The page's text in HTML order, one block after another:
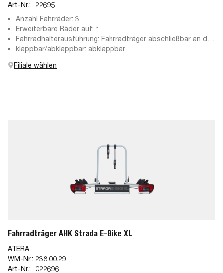
Art-Nr.:
22695
Anzahl Fahrräder: 3
Erweiterbare Räder auf: 1
Fahrradhalterausführung: Fahrradträger abschließbar an der
Anhängekupplung, abschließbare Haltearme
klappbar/abklappbar: abklappbar
Filiale wählen
Fahrradträger AHK Strada E-Bike XL
ATERA
WM-Nr.: 238.00.29
Art-Nr.:
022696